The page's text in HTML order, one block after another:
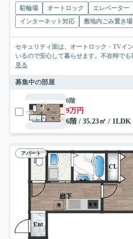
駐輪場 オートロック エレベーター
インターネット対応
敷地内ごみ置き場
セキュリティ面は、オートロック・TVイ
いるので安心して暮らせます。不在時で
見る
募集中の部屋
6階
9万円
6階 / 35.23㎡ / 1LDK
アパート